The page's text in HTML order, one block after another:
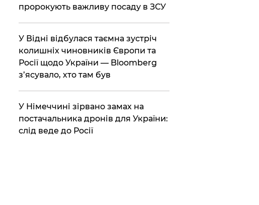
пророкують важливу посаду в ЗСУ
​У Відні відбулася таємна зустріч
колишніх чиновників Європи та
Росії щодо України — Bloomberg
з’ясувало, хто там був
​У Німеччині зірвано замах на
постачальника дронів для України:
слід веде до Росії